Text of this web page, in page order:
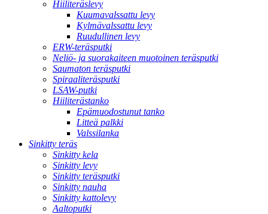
Hiiliteräslevy
Kuumavalssattu levy
Kylmävalssattu levy
Ruudullinen levy
ERW-teräsputki
Neliö- ja suorakaiteen muotoinen teräsputki
Saumaton teräsputki
Spiraaliteräsputki
LSAW-putki
Hiiliterästanko
Epämuodostunut tanko
Litteä palkki
Valssilanka
Sinkitty teräs
Sinkitty kela
Sinkitty levy
Sinkitty teräsputki
Sinkitty nauha
Sinkitty kattolevy
Aaltoputki